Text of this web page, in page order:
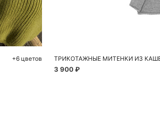
+6 цветов
Добавить в
3 900 ₽